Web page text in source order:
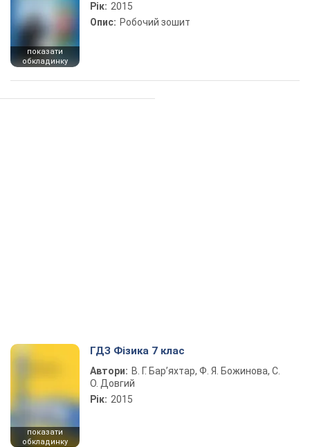
показати
обкладинку
Рік: 2015
Опис: Робочий зошит
показати
обкладинку
ГДЗ Фізика 7 клас
Автори: В. Г. Бар’яхтар, Ф. Я. Божинова, С.
О. Довгий
Рік: 2015